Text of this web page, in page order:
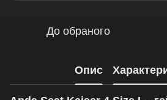
До обраного
Опис